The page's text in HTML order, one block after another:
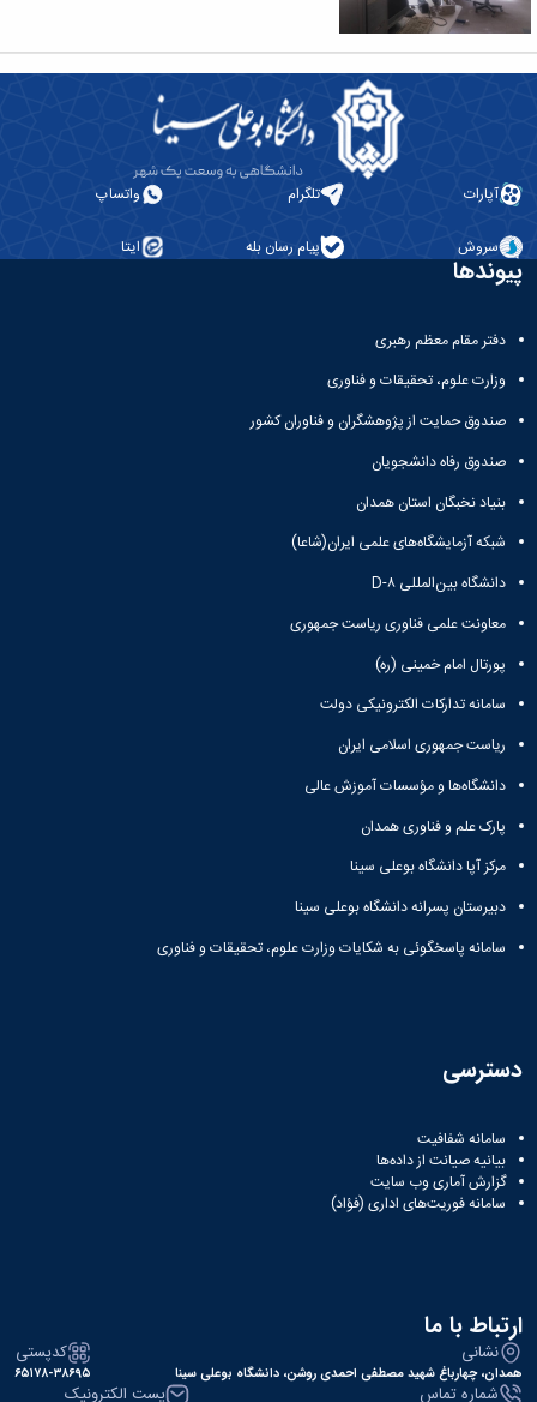
آپارات تلگرام واتساپ
سروش پیام رسان بله ایتا
پیوندها
دفتر مقام معظم رهبری
وزارت علوم، تحقیقات و فناوری
صندوق حمایت از پژوهشگران و فناوران کشور
صندوق رفاه دانشجویان
بنیاد نخبگان استان همدان
شبکه آزمایشگاه‌های علمی ایران(شاعا)
دانشگاه بین‌المللی D-۸
معاونت علمی فناوری ریاست جمهوری
پورتال امام خمینی (ره)
سامانه تدارکات الکترونیکی دولت
ریاست جمهوری اسلامی ایران
دانشگاه‌ها و مؤسسات آموزش عالی
پارک علم و فناوری همدان
مرکز آپا دانشگاه بوعلی سینا
دبیرستان پسرانه دانشگاه بوعلی سینا
سامانه پاسخگوئی به شکایات وزارت علوم، تحقیقات و فناوری
دسترسی
سامانه شفافیت
بیانیه صیانت از داده‌ها
گزارش آماری وب‌ سایت
سامانه فوریت‌های اداری (فؤاد)
ارتباط با ما
نشانی
همدان، چهارباغ شهید مصطفی احمدی روشن، دانشگاه بوعلی سینا
کدپستی
۶۵۱۷۸-۳۸۶۹۵
شماره تماس پست الکترونیک